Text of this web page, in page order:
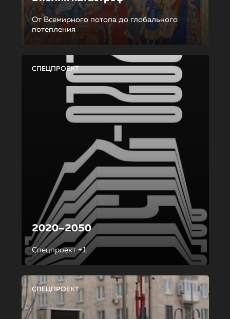
От Всемирного потопа до глобального
потепления
СПЕЦПРОЕКТ
2020–2050
Спецпроект +1
СПЕЦПРОЕКТ